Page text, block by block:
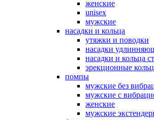
женские
unisex
мужские
насадки и кольца
утяжки и поводки
насадки
насадки и кольца
эрекционные
помпы
мужские без
мужские с
женские
мужские